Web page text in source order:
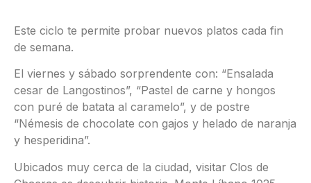
Este ciclo te permite probar nuevos platos cada fin
de semana.
El viernes y sábado sorprendente con: “Ensalada
cesar de Langostinos”, “Pastel de carne y hongos
con puré de batata al caramelo”, y de postre
“Némesis de chocolate con gajos y helado de naranja
y hesperidina”.
Ubicados muy cerca de la ciudad, visitar Clos de